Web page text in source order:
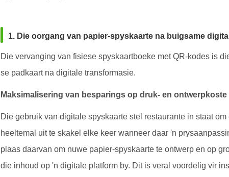
1. Die oorgang van papier-spyskaarte na buigsame
Die vervanging van fisiese spyskaartboeke met QR-kodes is
se padkaart na digitale transformasie.
Maksimalisering van besparings op druk- en ontwerpkoste
Die gebruik van digitale spyskaarte stel restaurante in staat
heeltemal uit te skakel elke keer wanneer daar 'n
plaas daarvan om nuwe papier-spyskaarte te ontwerp en op
die inhoud op 'n digitale platform by. Dit is veral voordelig vir